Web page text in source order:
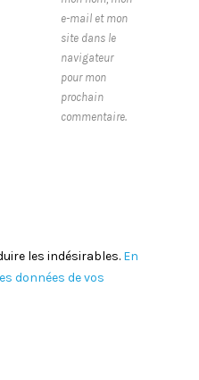
e-mail et mon
site dans le
navigateur
pour mon
prochain
commentaire.
les indésirables. En
données de vos